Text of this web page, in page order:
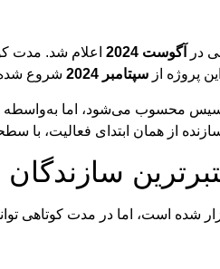
در آگوست 2024 اعلام شد. مدت
پروژه از سپتامبر 2024 شروع شده
محسوب می‌شود، اما به‌واسطه
از همان ابتدای فعالیت، با
شده است، اما در مدت کوتاهی